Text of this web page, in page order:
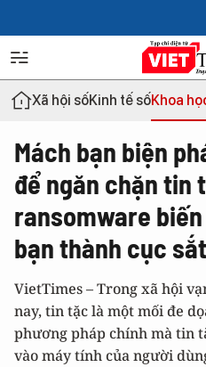
Xã hội sốKinh tế sốKhoa
Mách bạn biện
để ngăn chặn tin
ransomware
bạn thành cục sắt
VietTimes – Trong xã hội
nay, tin tặc là một mối đe
phương pháp chính mà tin
vào máy tính của người